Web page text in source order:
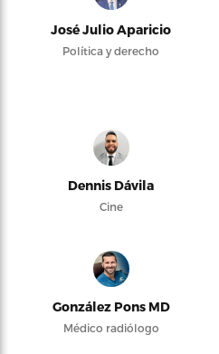
José Julio Aparicio
Política y derecho
Dennis Dávila
Cine
González Pons MD
Médico radiólogo